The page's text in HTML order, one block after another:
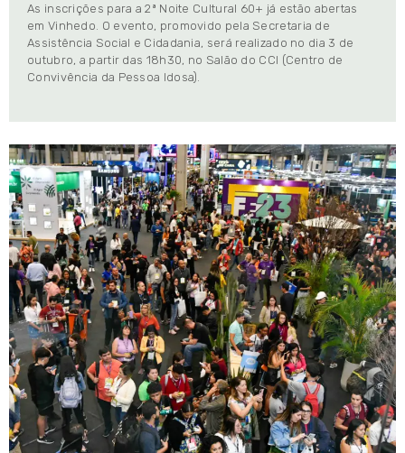
As inscrições para a 2ª Noite Cultural 60+ já estão abertas
em Vinhedo. O evento, promovido pela Secretaria de
Assistência Social e Cidadania, será realizado no dia 3 de
outubro, a partir das 18h30, no Salão do CCI (Centro de
Convivência da Pessoa Idosa).